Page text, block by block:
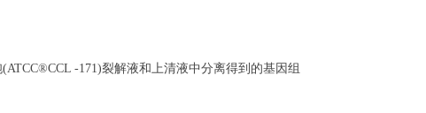
-171)裂解液和上清液中分离得到的基因组